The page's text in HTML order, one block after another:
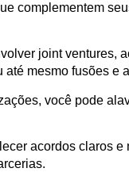
complementem
joint ventures,
até mesmo fusões e
você pode
acordos claros